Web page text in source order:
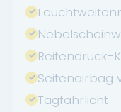
Reifendruck-
Seitenairbag
Tagfahrlicht